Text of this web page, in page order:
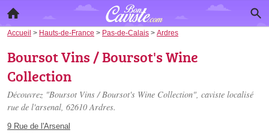
Accueil > Hauts-de-France > Pas-de-Calais > Ardres
Boursot Vins / Boursot's Wine
Collection
Découvrez "Boursot Vins / Boursot's Wine Collection", caviste localisé
rue de l'arsenal, 62610 Ardres.
9 Rue de l'Arsenal